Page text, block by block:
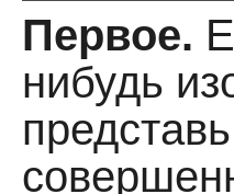
Первое.
нибудь